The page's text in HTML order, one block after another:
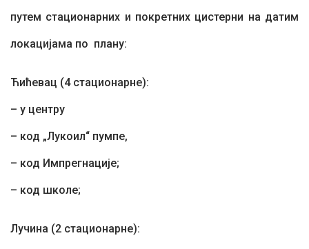
путем стационарних и покретних цистерни на датим
локацијама по плану:
Ћићевац (4 стационарне):
– у центру
– код „Лукоил“ пумпе,
– код Импрегнације;
– код школе;
Лучина (2 стационарне):